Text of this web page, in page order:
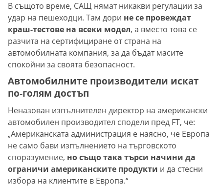
В същото време, САЩ нямат никакви регулации за
удар на пешеходци. Там дори не се провеждат
краш-тестове на всеки модел, а вместо това се
разчита на сертифициране от страна на
автомобилната компания, за да бъдат масите
спокойни за своята безопасност.
Автомобилните производители искат
по-голям достъп
Неназован изпълнителен директор на американски
автомобилен производител сподели пред FT, че:
„Американската администрация е наясно, че Европа
не само бави изпълнението на търговското
споразумение, но също така търси начини да
ограничи американските продукти и да стесни
избора на клиентите в Европа.“